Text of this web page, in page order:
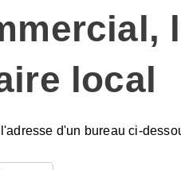
local
d'un bureau ci-